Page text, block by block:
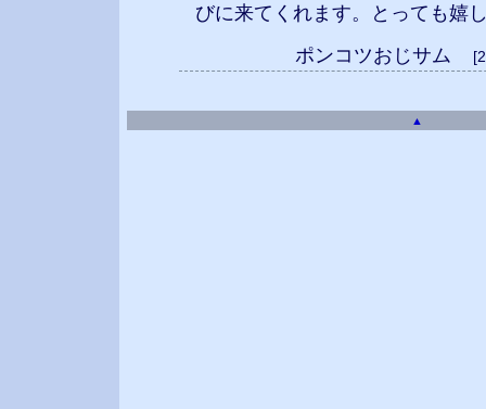
びに来てくれます。とっても嬉
ポンコツおじサム
▲